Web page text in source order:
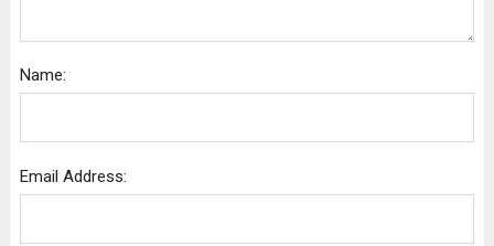
Name:
Email Address: